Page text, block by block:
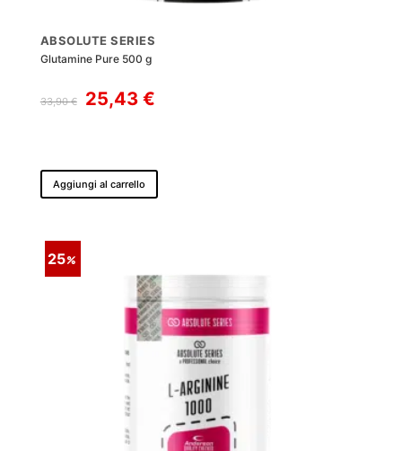
ABSOLUTE SERIES
Glutamine Pure 500 g
33,90€
Il
prezzo
33,90 €.
25,43 €Il
25,43 €.
Aggiungi al carrello
25